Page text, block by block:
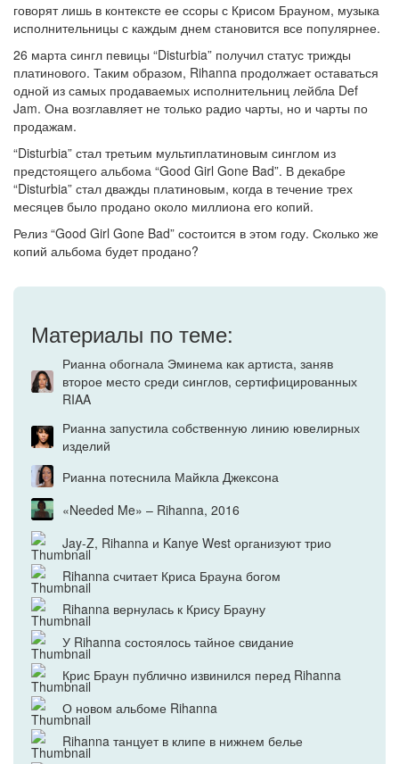
говорят лишь в контексте ее ссоры с Крисом Брауном, музыка
исполнительницы с каждым днем становится все популярнее.
26 марта сингл певицы “Disturbia” получил статус трижды
платинового. Таким образом, Rihanna продолжает оставаться
одной из самых продаваемых исполнительниц лейбла Def
Jam. Она возглавляет не только радио чарты, но и чарты по
продажам.
“Disturbia” стал третьим мультиплатиновым синглом из
предстоящего альбома “Good Girl Gone Bad”. В декабре
“Disturbia” стал дважды платиновым, когда в течение трех
месяцев было продано около миллиона его копий.
Релиз “Good Girl Gone Bad” состоится в этом году. Сколько же
копий альбома будет продано?
Материалы по теме:
Рианна обогнала Эминема как артиста, заняв
второе место среди синглов, сертифицированных
RIAA
Рианна запустила собственную линию ювелирных
изделий
Рианна потеснила Майкла Джексона
«Needed Me» – Rihanna, 2016
Jay-Z, Rihanna и Kanye West организуют трио
Rihanna считает Криса Брауна богом
Rihanna вернулась к Крису Брауну
У Rihanna состоялось тайное свидание
Крис Браун публично извинился перед Rihanna
О новом альбоме Rihanna
Rihanna танцует в клипе в нижнем белье